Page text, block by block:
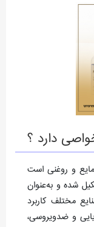
دارد ؟
و روغنی است
شده و به‌عنوان
مختلف کاربرد
و ضدویروسی،